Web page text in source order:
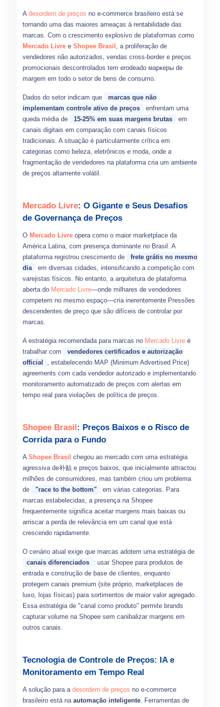
A desordem de preços no e-commerce brasileiro está se
tornando uma das maiores ameaças à rentabilidade das
marcas. Com o crescimento explosivo de plataformas como
Mercado Livre e Shopee Brasil , a proliferação de
vendedores não autorizados, vendas cross-border e preços
promocionais descontrolados tem erodeado маркеры de
margem em todo o setor de bens de consumo.
Dados do setor indicam que
marcas que não
implementam controle ativo de preços
enfrentam uma
queda média de
15-25% em suas margens brutas
em
canais digitais em comparação com canais físicos
tradicionais. A situação é particularmente crítica em
categorias como beleza, eletrônicos e moda, onde a
fragmentação de vendedores na plataforma cria um ambiente
de preços altamente volátil.
Mercado Livre: O Gigante e Seus Desafios
de Governança de Preços
O Mercado Livre opera como o maior marketplace da
América Latina, com presença dominante no Brasil. A
plataforma registrou crescimento de
frete grátis no mesmo
dia
em diversas cidades, intensificando a competição com
varejistas físicos. No entanto, a arquitetura de plataforma
aberta do Mercado Livre—onde milhares de vendedores
competem no mesmo espaço—cria inerentemente Pressões
descendentes de preço que são difíceis de controlar por
marcas.
A estratégia recomendada para marcas no Mercado Livre é
trabalhar com
vendedores certificados e autorização
official
, estabelecendo MAP (Minimum Advertised Price)
agreements com cada vendedor autorizado e implementando
monitoramento automatizado de preços com alertas em
tempo real para violações de política de preços.
Shopee Brasil: Preços Baixos e o Risco de
Corrida para o Fundo
A Shopee Brasil chegou ao mercado com uma estratégia
agressiva de补贴 e preços baixos, que inicialmente attractou
milhões de consumidores, mas também criou um problema
de
"race to the bottom"
em várias categorias. Para
marcas estabelecidas, a presença na Shopee
frequentemente significa aceitar margens mais baixas ou
arriscar a perda de relevância em um canal que está
crescendo rapidamente.
O cenário atual exige que marcas adotem uma estratégia de
canais diferenciados : usar Shopee para produtos de
entrada e construção de base de clientes, enquanto
protegem canais premium (site próprio, marketplaces de
luxo, lojas físicas) para sortimentos de maior valor agregado.
Essa estratégia de "canal como produto" permite brands
capturar volume na Shopee sem canibalizar margens em
outros canais.
Tecnologia de Controle de Preços: IA e
Monitoramento em Tempo Real
A solução para a desordem de preços no e-commerce
brasileiro está na automação inteligente. Ferramentas de